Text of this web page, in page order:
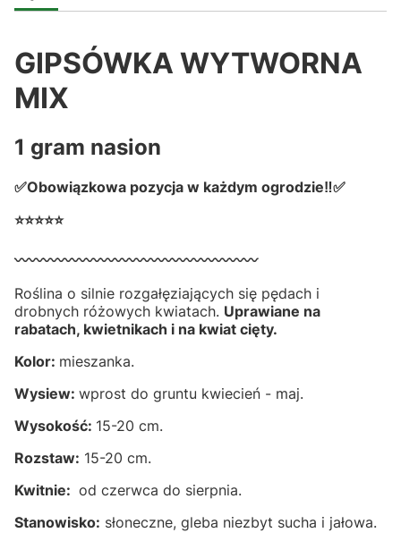
GIPSÓWKA WYTWORNA
MIX
1 gram nasion
✅Obowiązkowa pozycja w każdym ogrodzie‼✅
⭐⭐⭐⭐⭐
〰️〰️〰️〰️〰️〰️〰️〰️〰️〰️〰️〰️〰️〰️〰️〰️〰️
Roślina o silnie rozgałęziających się pędach i
drobnych różowych kwiatach. Uprawiane na
rabatach, kwietnikach i na kwiat cięty.
Kolor: mieszanka.
Wysiew: wprost do gruntu kwiecień - maj.
Wysokość: 15-20 cm.
Rozstaw: 15-20 cm.
Kwitnie: od czerwca do sierpnia.
Stanowisko: słoneczne, gleba niezbyt sucha i jałowa.